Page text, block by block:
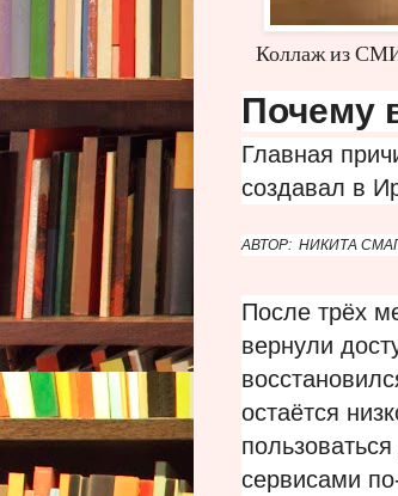
Коллаж из
Почему
Главная
создавал в
АВТОР: НИКИТА
После трёх
вернули
остаётся
сервисами